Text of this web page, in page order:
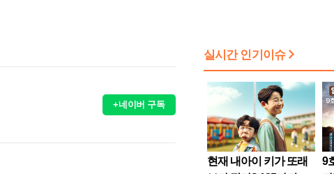
+네이버 구독